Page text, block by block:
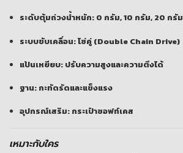
ระดับตุ้มถ่วงน้ำหนัก: 0 กรัม, 10 กรัม, 20 กรัม
ระบบขับเคลื่อน: โซ่คู่ (Double Chain Drive)
แป้นเหยียบ: ปรับความสูงและความตึงได้
ฐาน: กะทัดรัดและแข็งแรง
อุปกรณ์เสริม: กระเป๋าซอฟท์เคส
เหมาะกับใคร